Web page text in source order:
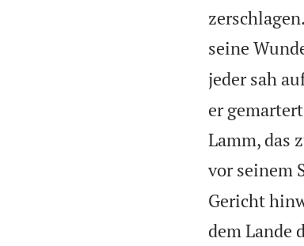
seine
jeder sah
er
Lamm, das
vor seinem
Gericht
dem Lande